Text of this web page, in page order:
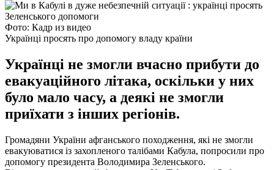
Фото: Кадр из видео
Українці просять про допомогу владу країни
Українці не змогли вчасно прибути до
евакуаційного літака, оскільки у них
було мало часу, а деякі не змогли
приїхати з інших регіонів.
Громадяни України афганського походження, які не змогли
евакуюватися із захопленого талібами Кабула, попросили про
допомогу президента Володимира Зеленського.